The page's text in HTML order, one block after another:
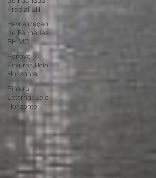
Predial BH
Revitalização
de Fachadas:
BH MG
Renovo
Pinturas Belo
Horizonte
Pintura
Externa: Belo
Horizonte